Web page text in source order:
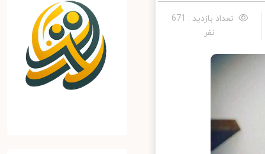
تعداد بازدید : 671
نفر